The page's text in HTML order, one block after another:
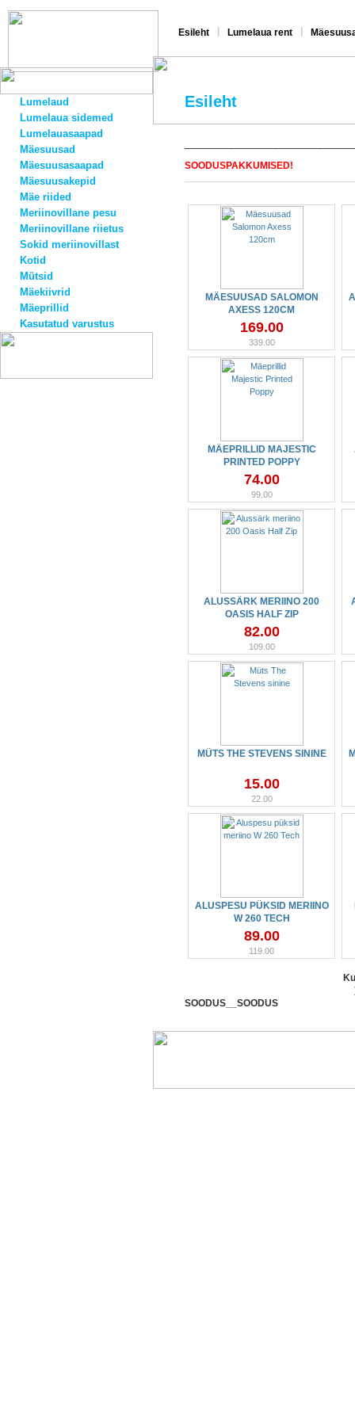
Esileht Lumelaua rent
Lumelaud
Lumelaua sidemed
Lumelauasaapad
Mäesuusad
Mäesuusasaapad
Mäesuusakepid
Mäe riided
Meriinovillane pesu
Meriinovillane riietus
Sokid meriinovillast
Kotid
Mütsid
Mäekiivrid
Mäeprillid
Kasutatud varustus
Esileht
SOODUSPAKKUMISED!
MÄESUUSAD SALOMON
AXESS 120CM
169.00
339.00
MÄEPRILLID MAJESTIC
PRINTED POPPY
74.00
99.00
ALUSSÄRK MERIINO 200
OASIS HALF ZIP
82.00
109.00
MÜTS THE STEVENS SININE
15.00
22.00
ALUSPESU PÜKSID MERIINO
W 260 TECH
89.00
119.00
SOODUS__SOODUS